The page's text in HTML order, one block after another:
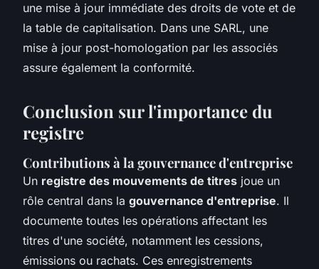
une mise à jour immédiate des droits de vote et de
la table de capitalisation. Dans une SARL, une
mise à jour post-homologation par les associés
assure également la conformité.
Conclusion sur l'importance du
registre
Contributions à la gouvernance d'entreprise
Un registre des mouvements de titres joue un
rôle central dans la gouvernance d'entreprise. Il
documente toutes les opérations affectant les
titres d'une société, notamment les cessions,
émissions ou rachats. Ces enregistrements